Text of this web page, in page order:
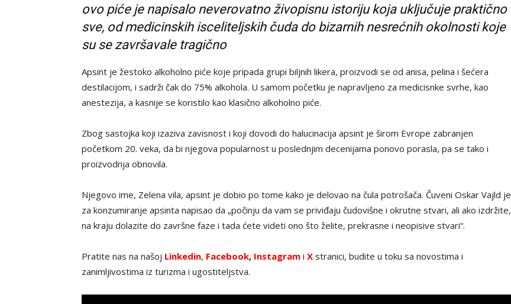
ovo piće je napisalo neverovatno živopisnu istoriju koja uključuje praktično
sve, od medicinskih isceliteljskih čuda do bizarnih nesrećnih okolnosti koje
su se završavale tragično
Apsint je žestoko alkoholno piće koje pripada grupi biljnih likera, proizvodi se od anisa, pelina i šećera
destilacijom, i sadrži čak do 75% alkohola. U samom početku je napravljeno za medicisnke svrhe, kao
anestezija, a kasnije se koristilo kao klasično alkoholno piće.
Zbog sastojka koji izaziva zavisnost i koji dovodi do halucinacija apsint je širom Evrope zabranjen
početkom 20. veka, da bi njegova popularnost u poslednjim decenijama ponovo porasla, pa se tako i
proizvodnja obnovila.
Njegovo ime, Zelena vila, apsint je dobio po tome kako je delovao na čula potrošača. Čuveni Oskar Vajld je
za konzumiranje apsinta napisao da „počinju da vam se priviđaju čudovišne i okrutne stvari, ali ako izdržite,
na kraju dolazite do završne faze i tada ćete videti ono što želite, prekrasne i neopisive stvari“.
Pratite nas na našoj Linkedin, Facebook, Instagram i X stranici, budite u toku sa novostima i
zanimljivostima iz turizma i ugostiteljstva.